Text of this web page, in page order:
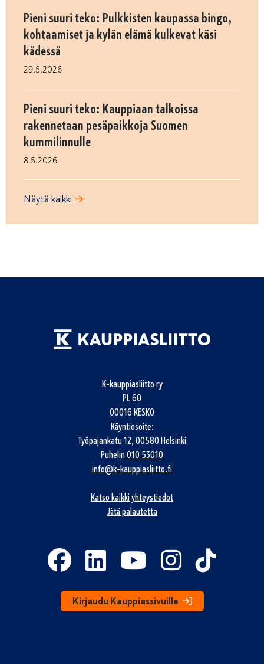
Pieni suuri teko: Pulkkisten kaupassa bingo,
kohtaamiset ja kylän elämä kulkevat käsi
kädessä
29.5.2026
Pieni suuri teko: Kauppiaan talkoissa
rakennetaan pesäpaikkoja Suomen
kummilinnulle
8.5.2026
Näytä kaikki
K-kauppiasliitto ry
PL 60
00016 KESKO
Käyntiosoite:
Työpajankatu 12, 00580 Helsinki
Puhelin010 53010
info@k-kauppiasliitto.fi
Katso kaikki yhteystiedot
Jätä palautetta
Kirjaudu Kauppiassivuille